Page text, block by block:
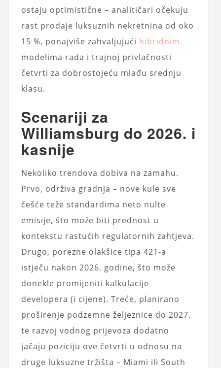
ostaju optimistične – analitičari očekuju
rast prodaje luksuznih nekretnina od oko
15 %, ponajviše zahvaljujući hibridnim
modelima rada i trajnoj privlačnosti
četvrti za dobrostojeću mlađu srednju
klasu.
Scenariji za
Williamsburg do 2026. i
kasnije
Nekoliko trendova dobiva na zamahu.
Prvo, održiva gradnja – nove kule sve
češće teže standardima neto nulte
emisije, što može biti prednost u
kontekstu rastućih regulatornih zahtjeva.
Drugo, porezne olakšice tipa 421-a
istječu nakon 2026. godine, što može
donekle promijeniti kalkulacije
developera (i cijene). Treće, planirano
proširenje podzemne željeznice do 2027.
te razvoj vodnog prijevoza dodatno
jačaju poziciju ove četvrti u odnosu na
druge luksuzne tržišta – Miami ili South